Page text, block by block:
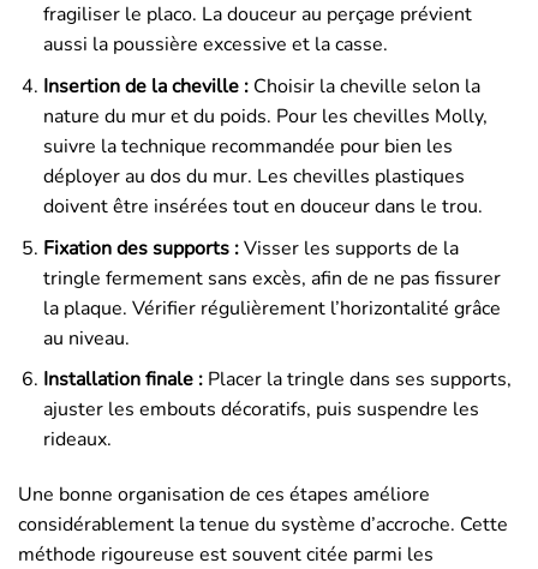
fragiliser le placo. La douceur au perçage prévient
aussi la poussière excessive et la casse.
Insertion de la cheville :Choisir la cheville selon la
nature du mur et du poids. Pour les chevilles Molly,
suivre la technique recommandée pour bien les
déployer au dos du mur. Les chevilles plastiques
doivent être insérées tout en douceur dans le trou.
Fixation des supports :Visser les supports de la
tringle fermement sans excès, afin de ne pas fissurer
la plaque. Vérifier régulièrement l’horizontalité grâce
au niveau.
Installation finale :Placer la tringle dans ses supports,
ajuster les embouts décoratifs, puis suspendre les
rideaux.
Une bonne organisation de ces étapes améliore
considérablement la tenue du système d’accroche. Cette
méthode rigoureuse est souvent citée parmi les